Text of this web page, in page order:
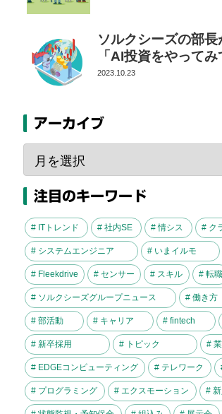
ソルクシーズの部長
「AI投資をやって
2023.10.23
アーカイブ
注目のキーワード
# ITトレンド # 社内SE # 情シス # ク
# システムエンジニア # いまイルモ
# Fleekdrive # センサー # スキル # 転職
# ソルクシーズグループニュース # 働き方
# 部活動 # キャリア # fintech
# 新卒採用 # トピック #
# EDGEコンピューティング # テレワーク
# プログラミング # エクスモーション #